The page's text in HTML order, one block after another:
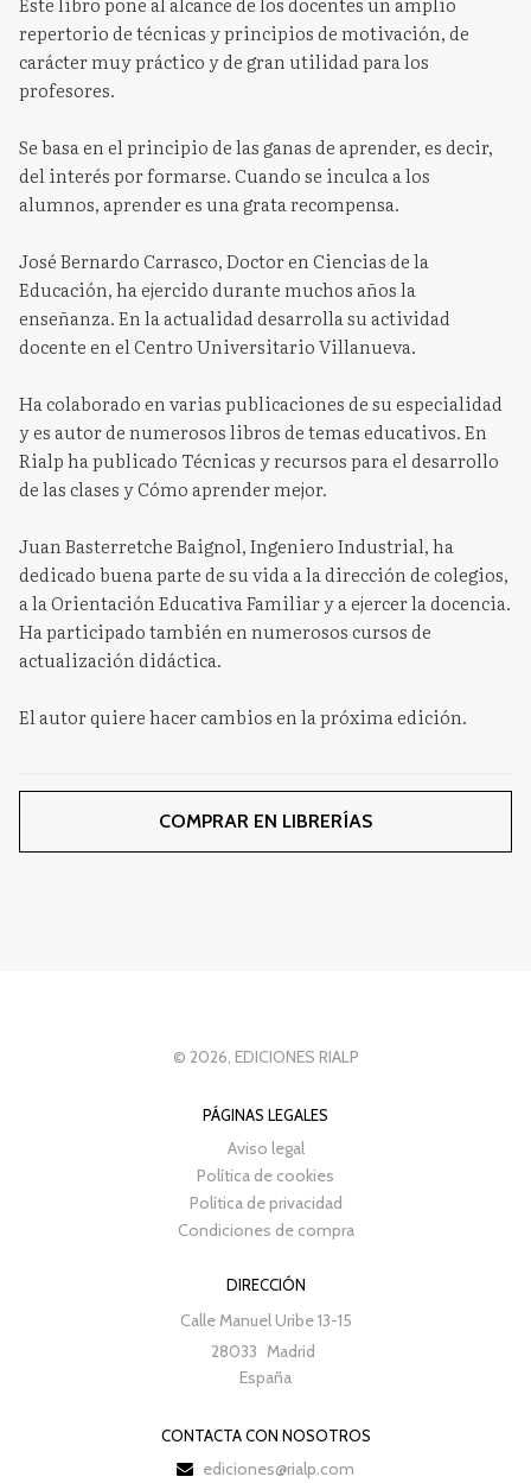
repertorio de técnicas y principios de motivación, de
carácter muy práctico y de gran utilidad para los
profesores.
Se basa en el principio de las ganas de aprender, es decir,
del interés por formarse. Cuando se inculca a los
alumnos, aprender es una grata recompensa.
José Bernardo Carrasco, Doctor en Ciencias de la
Educación, ha ejercido durante muchos años la
enseñanza. En la actualidad desarrolla su actividad
docente en el Centro Universitario Villanueva.
Ha colaborado en varias publicaciones de su especialidad
y es autor de numerosos libros de temas educativos. En
Rialp ha publicado Técnicas y recursos para el desarrollo
de las clases y Cómo aprender mejor.
Juan Basterretche Baignol, Ingeniero Industrial, ha
dedicado buena parte de su vida a la dirección de colegios,
a la Orientación Educativa Familiar y a ejercer la docencia.
Ha participado también en numerosos cursos de
actualización didáctica.
El autor quiere hacer cambios en la próxima edición.
COMPRAR EN LIBRERÍAS
© 2026, EDICIONES RIALP
PÁGINAS LEGALES
Aviso legal
Política de cookies
Política de privacidad
Condiciones de compra
DIRECCIÓN
Calle Manuel Uribe 13-15
28033 Madrid
España
CONTACTA CON NOSOTROS
ediciones@rialp.com